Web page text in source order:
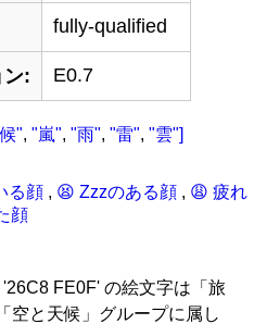
fully-qualified
: E0.7
", "嵐", "雨", "雷", "雲"]
る顔 , 😫 Zzzのある顔 , 😩 疲れ
顔
FE0F' の絵文字は「旅
空と天候」グループに属し